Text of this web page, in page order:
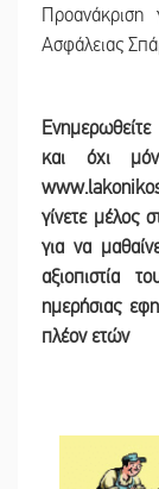
Προανάκριση
Ασφάλειας
Ε
και όχι
γίνετε μέλος
για να
αξιοπιστία
ημερήσιας
πλέον ετών